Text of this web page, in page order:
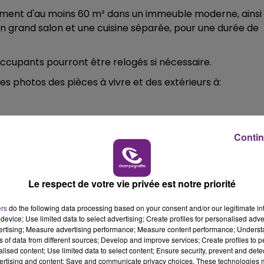
6h00 - 10h00
d'au moins 60 m² dans un immeuble moderne, ainsi
grand salon et une cuisine séparée, pour une durée de
pourront être relogés si nécessaire.
photos des pièces à vivre et des extérieurs à:
10h00 - 14h00
LE TICKET DE CAISSE
Le respect de votre vie privée est notre priorité
do the following data processing based on your consent and/or our legitimate
Use limited data to select advertising; Create profiles for personalised
Measure advertising performance; Measure content performance;
of data from different sources; Develop and improve services; Create profiles to
content; Use limited data to select content; Ensure security, prevent and
and content; Save and communicate privacy choices. These technologies